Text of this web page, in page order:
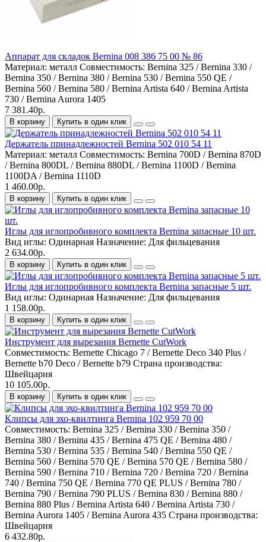
Аппарат для складок Bernina 008 386 75 00 № 86
Материал: металл Совместимость: Bernina 325 / Bernina 330 /
Bernina 350 / Bernina 380 / Bernina 530 / Bernina 550 QE /
Bernina 560 / Bernina 580 / Bernina Artista 640 / Bernina Artista
730 / Bernina Aurora 1405
7 381.40р.
В корзину Купить в один клик
Держатель принадлежностей Bernina 502 010 54 11
Материал: металл Совместимость: Bernina 700D / Bernina 870D
/ Bernina 800DL / Bernina 880DL / Bernina 1100D / Bernina
1100DA / Bernina 1110D
1 460.00р.
В корзину Купить в один клик
Иглы для иглопробивного комплекта Bernina запасные 10 шт.
Вид иглы: Одинарная Назначение: Для фильцевания
2 634.00р.
В корзину Купить в один клик
Иглы для иглопробивного комплекта Bernina запасные 5 шт.
Вид иглы: Одинарная Назначение: Для фильцевания
1 158.00р.
В корзину Купить в один клик
Инструмент для вырезания Bernette CutWork
Совместимость: Bernette Chicago 7 / Bernette Deco 340 Plus /
Bernette b70 Deco / Bernette b79 Страна производства:
Швейцария
10 105.00р.
В корзину Купить в один клик
Клипсы для эхо-квилтинга Bernina 102 959 70 00
Совместимость: Bernina 325 / Bernina 330 / Bernina 350 /
Bernina 380 / Bernina 435 / Bernina 475 QE / Bernina 480 /
Bernina 530 / Bernina 535 / Bernina 540 / Bernina 550 QE /
Bernina 560 / Bernina 570 QE / Bernina 570 QE / Bernina 580 /
Bernina 590 / Bernina 710 / Bernina 720 / Bernina 720 / Bernina
740 / Bernina 750 QE / Bernina 770 QE PLUS / Bernina 780 /
Bernina 790 / Bernina 790 PLUS / Bernina 830 / Bernina 880 /
Bernina 880 Plus / Bernina Artista 640 / Bernina Artista 730 /
Bernina Aurora 1405 / Bernina Aurora 435 Страна производства:
Швейцария
6 432.80р.